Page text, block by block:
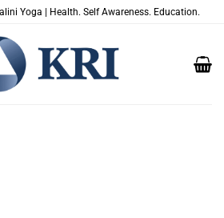
Yoga | Health. Self Awareness. Education.